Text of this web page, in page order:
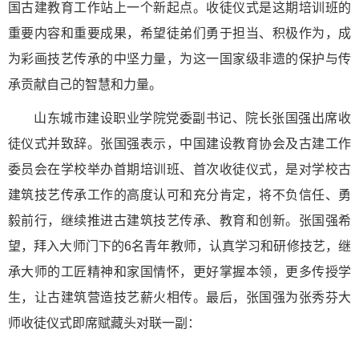
国古建教育工作站上一个新起点。收徒仪式是这期培训班的
重要内容和重要成果，希望徒弟们勇于担当、积极作为，成
为彩画技艺传承的中坚力量，为这一国家级非遗的保护与传
承贡献自己的智慧和力量。
山东城市建设职业学院党委副书记、院长张国强出席收
徒仪式并致辞。张国强表示，中国建设教育协会及古建工作
委员会在学校举办首期培训班、首次收徒仪式，是对学校古
建筑技艺传承工作的高度认可和充分肯定，将不负信任、勇
毅前行，继续推进古建筑技艺传承、教育和创新。张国强希
望，拜入大师门下的6名青年教师，认真学习和研修技艺，继
承大师的工匠精神和家国情怀，更好掌握本领，更多传授学
生，让古建筑营造技艺薪火相传。最后，张国强为张秀芬大
师收徒仪式即席赋藏头对联一副：